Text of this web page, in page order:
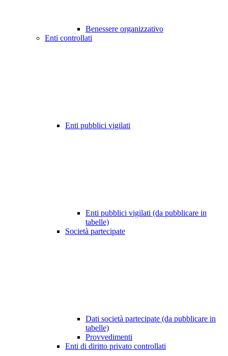
Benessere organizzativo
Enti controllati
Enti pubblici vigilati
Enti pubblici vigilati (da pubblicare in
tabelle)
Società partecipate
Dati società partecipate (da pubblicare in
tabelle)
Provvedimenti
Enti di diritto privato controllati